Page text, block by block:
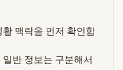
맥락을 먼저 확인합
반 정보는 구분해서